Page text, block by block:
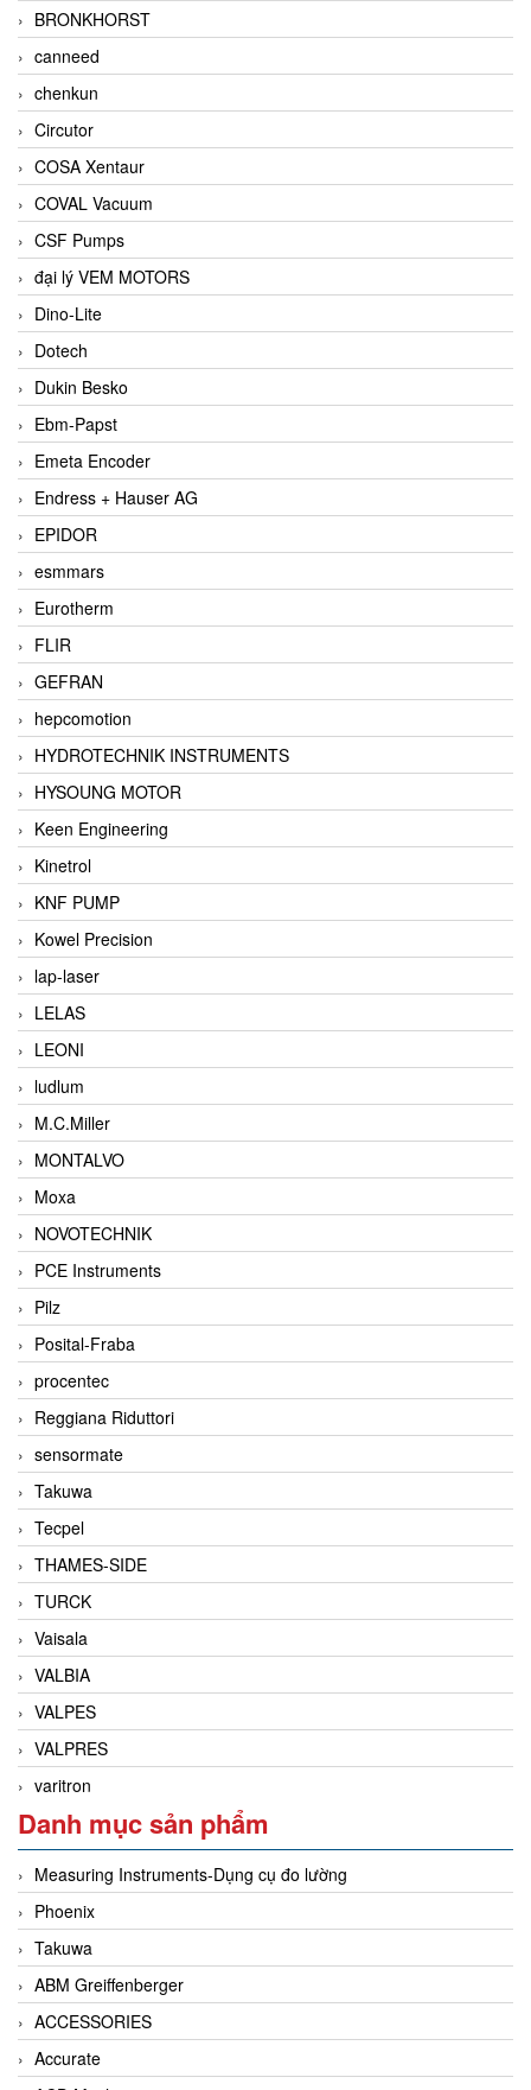
BRONKHORST
canneed
chenkun
Circutor
COSA Xentaur
COVAL Vacuum
CSF Pumps
đại lý VEM MOTORS
Dino-Lite
Dotech
Dukin Besko
Ebm-Papst
Emeta Encoder
Endress + Hauser AG
EPIDOR
esmmars
Eurotherm
FLIR
GEFRAN
hepcomotion
HYDROTECHNIK INSTRUMENTS
HYSOUNG MOTOR
Keen Engineering
Kinetrol
KNF PUMP
Kowel Precision
lap-laser
LELAS
LEONI
ludlum
M.C.Miller
MONTALVO
Moxa
NOVOTECHNIK
PCE Instruments
Pilz
Posital-Fraba
procentec
Reggiana Riduttori
sensormate
Takuwa
Tecpel
THAMES-SIDE
TURCK
Vaisala
VALBIA
VALPES
VALPRES
varitron
Danh mục sản phẩm
Measuring Instruments-Dụng cụ đo lường
Phoenix
Takuwa
ABM Greiffenberger
ACCESSORIES
Accurate